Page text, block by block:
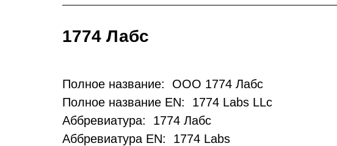
1774 Лабс
Полное название: ООО 1774 Лабс
Полное название EN: 1774 Labs LLc
Аббревиатура: 1774 Лабс
Аббревиатура EN: 1774 Labs